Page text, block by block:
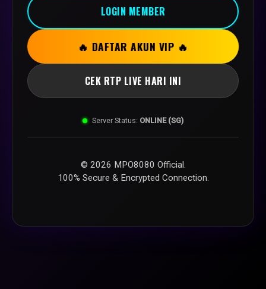
LOGIN MEMBER
🔥 DAFTAR AKUN VIP 🔥
CEK RTP LIVE HARI INI
Server Status: ONLINE (SG)
© 2026 MPO8080 Official.
100% Secure & Encrypted Connection.